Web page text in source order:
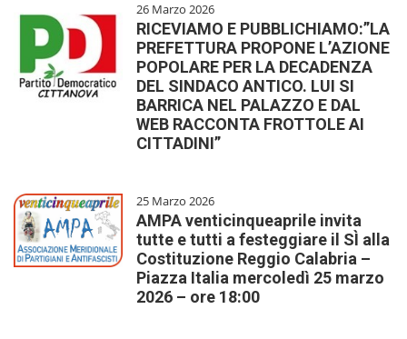
26 Marzo 2026
RICEVIAMO E PUBBLICHIAMO:”LA
PREFETTURA PROPONE L’AZIONE
POPOLARE PER LA DECADENZA
DEL SINDACO ANTICO. LUI SI
BARRICA NEL PALAZZO E DAL
WEB RACCONTA FROTTOLE AI
CITTADINI”
25 Marzo 2026
AMPA venticinqueaprile invita
tutte e tutti a festeggiare il SÌ alla
Costituzione Reggio Calabria –
Piazza Italia mercoledì 25 marzo
2026 – ore 18:00